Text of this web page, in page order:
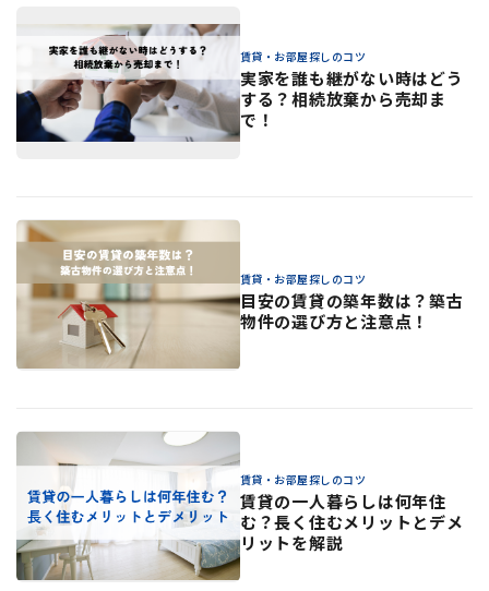
賃貸・お部屋探しのコツ
実家を誰も継がない時はどう
する？相続放棄から売却ま
で！
賃貸・お部屋探しのコツ
目安の賃貸の築年数は？築古
物件の選び方と注意点！
賃貸・お部屋探しのコツ
賃貸の一人暮らしは何年住
む？長く住むメリットとデメ
リットを解説